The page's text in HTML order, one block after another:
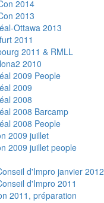
2014
2013
Ottawa 2013
2011
2011 & RMLL
2010
2009 People
2009
2008
2008 Barcamp
2008 People
2009 juillet
2009 juillet people
d'Impro janvier 2012
d'Impro 2011
2011, préparation